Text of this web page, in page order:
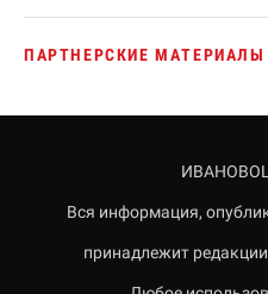
ПАРТНЕРСКИЕ МАТЕРИАЛЫ
Вся информация,
принадлежит